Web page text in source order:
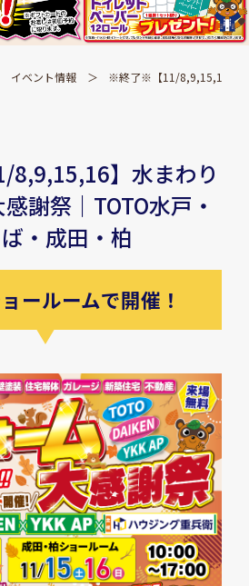
イベント情報 ※終了※【11/8,9,15,16】水
】水まわり
謝祭｜TOTO水戸・
・成田・柏
ールームで開催！